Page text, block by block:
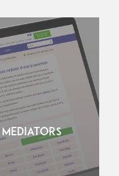
MEDIATORS